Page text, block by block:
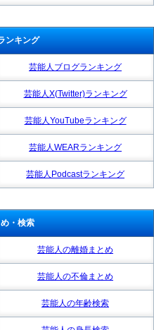
ンキング
芸能人ブログランキング
芸能人X(Twitter)ランキング
芸能人YouTubeランキング
芸能人WEARランキング
芸能人Podcastランキング
・検索
芸能人の離婚まとめ
芸能人の不倫まとめ
芸能人の年齢検索